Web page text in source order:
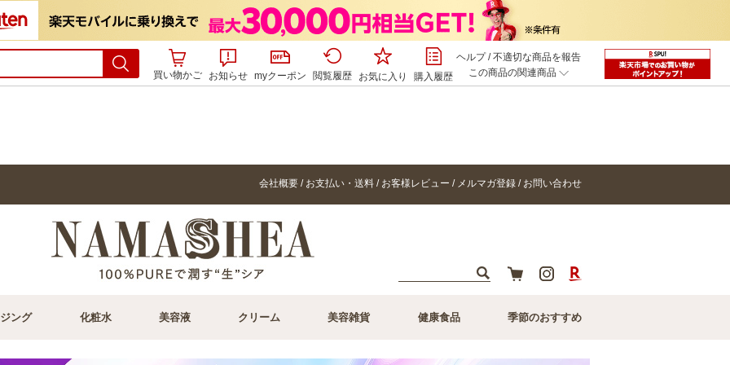
買い物かご お知らせ myクーポン 閲覧履歴 お気に入り 購入履歴
ヘルプ/不適切な商品を報告
この商品の関連商品